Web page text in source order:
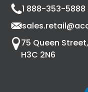
1 888-353-5888
75 Queen
H3C 2N6